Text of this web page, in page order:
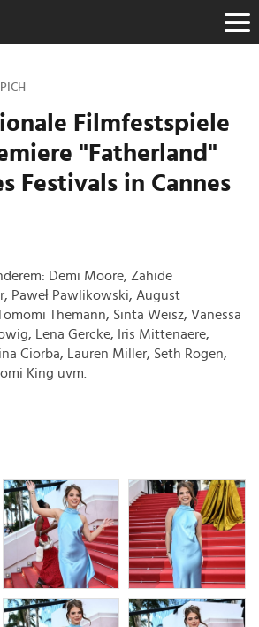
Filmfestspiele
"Fatherland"
Festivals in Cannes
Demi Moore, Zahide
Paweł Pawlikowski, August
Themann, Sinta Weisz, Vanessa
Lena Gercke, Iris Mittenaere,
Ciorba, Lauren Miller, Seth Rogen,
King uvm.